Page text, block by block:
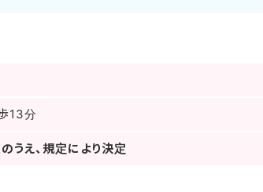
13分
え、規定により決定